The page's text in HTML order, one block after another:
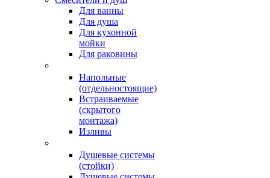
Для ванны
Для душа
Для кухонной
мойки
Для раковины
Напольные
(отдельностоящие)
Встраиваемые
(скрытого
монтажа)
Изливы
Душевые системы
(стойки)